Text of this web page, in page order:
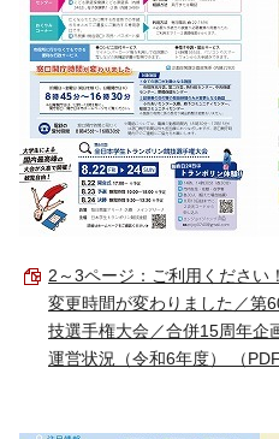
2～3ページ：ご利用ください
変更時間が変わりました／第
技選手権大会／合併15周年企
運営状況（令和6年度） （